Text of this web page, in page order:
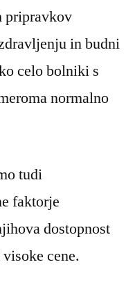
pripravkov
in budni
celo bolniki s
normalno
tudi
faktorje
dostopnost
cene.